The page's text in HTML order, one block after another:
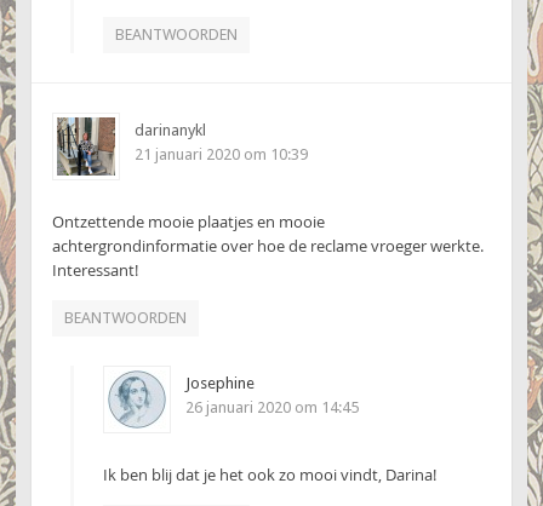
BEANTWOORDEN
darinanykl
21 januari 2020 om 10:39
Ontzettende mooie plaatjes en mooie
achtergrondinformatie over hoe de reclame vroeger werkte.
Interessant!
BEANTWOORDEN
Josephine
26 januari 2020 om 14:45
Ik ben blij dat je het ook zo mooi vindt, Darina!